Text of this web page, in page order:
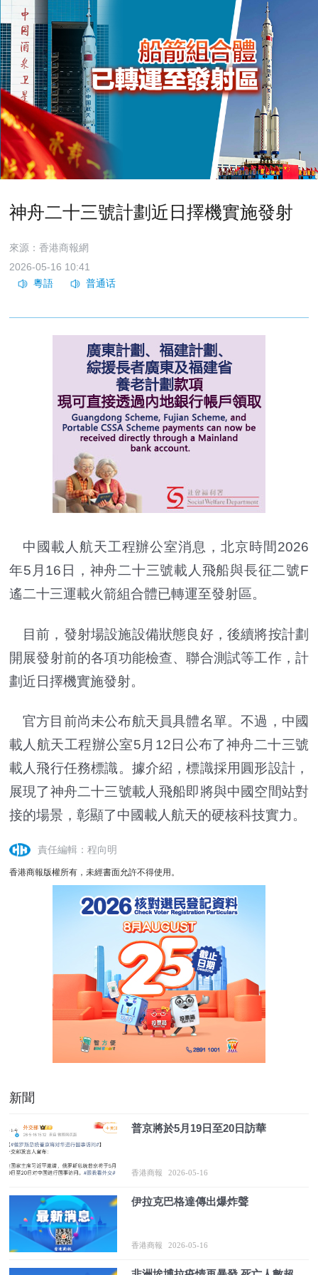
神舟二十三號計劃近日擇機實施發射
來源：香港商報網
2026-05-16 10:41
中國載人航天工程辦公室消息，北京時間2026
年5月16日，神舟二十三號載人飛船與長征二號F
遙二十三運載火箭組合體已轉運至發射區。
目前，發射場設施設備狀態良好，後續將按計劃
開展發射前的各項功能檢查、聯合測試等工作，計
劃近日擇機實施發射。
官方目前尚未公布航天員具體名單。不過， 中國
載人航天工程辦公室5月12日公布了神舟二十三號
載人飛行任務標識。據介紹，標識採用圓形設計，
展現了神舟二十三號載人飛船即將與中國空間站對
接的場景，彰顯了中國載人航天的硬核科技實力。
責任編輯：程向明
香港商報版權所有，未經書面允許不得使用。
新聞
普京將於5月19日至20日訪華
香港商報 2026-05-16
伊拉克巴格達傳出爆炸聲
香港商報 2026-05-16